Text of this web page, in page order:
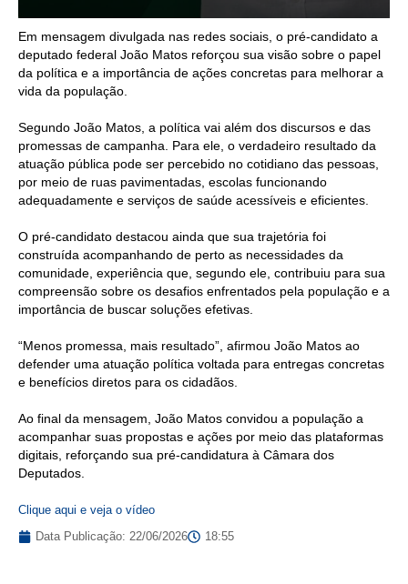
Em mensagem divulgada nas redes sociais, o pré-candidato a
deputado federal João Matos reforçou sua visão sobre o papel
da política e a importância de ações concretas para melhorar a
vida da população.
Segundo João Matos, a política vai além dos discursos e das
promessas de campanha. Para ele, o verdadeiro resultado da
atuação pública pode ser percebido no cotidiano das pessoas,
por meio de ruas pavimentadas, escolas funcionando
adequadamente e serviços de saúde acessíveis e eficientes.
O pré-candidato destacou ainda que sua trajetória foi
construída acompanhando de perto as necessidades da
comunidade, experiência que, segundo ele, contribuiu para sua
compreensão sobre os desafios enfrentados pela população e a
importância de buscar soluções efetivas.
“Menos promessa, mais resultado”, afirmou João Matos ao
defender uma atuação política voltada para entregas concretas
e benefícios diretos para os cidadãos.
Ao final da mensagem, João Matos convidou a população a
acompanhar suas propostas e ações por meio das plataformas
digitais, reforçando sua pré-candidatura à Câmara dos
Deputados.
Clique aqui e veja o vídeo
Data Publicação: 22/06/2026 18:55